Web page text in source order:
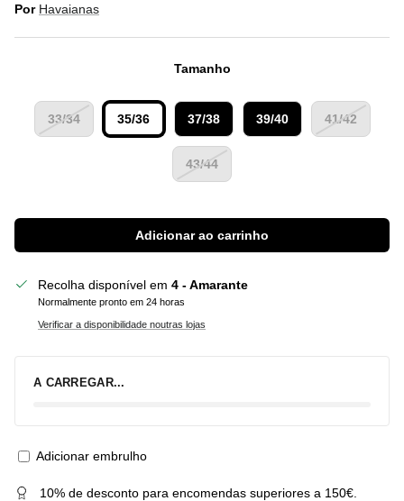
Por Havaianas
Tamanho
33/34 35/36 37/38 39/40 41/42
43/44
Adicionar ao carrinho
Recolha disponível em 4 - Amarante
Normalmente pronto em 24 horas
Verificar a disponibilidade noutras lojas
A CARREGAR...
Adicionar embrulho
10% de desconto para encomendas superiores a 150€.